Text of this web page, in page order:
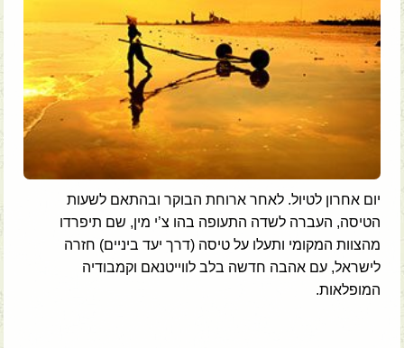
יום אחרון לטיול. לאחר ארוחת הבוקר ובהתאם לשעות
הטיסה, העברה לשדה התעופה בהו צ’י מין, שם תיפרדו
מהצוות המקומי ותעלו על טיסה (דרך יעד ביניים) חזרה
לישראל, עם אהבה חדשה בלב לווייטנאם וקמבודיה
המופלאות.